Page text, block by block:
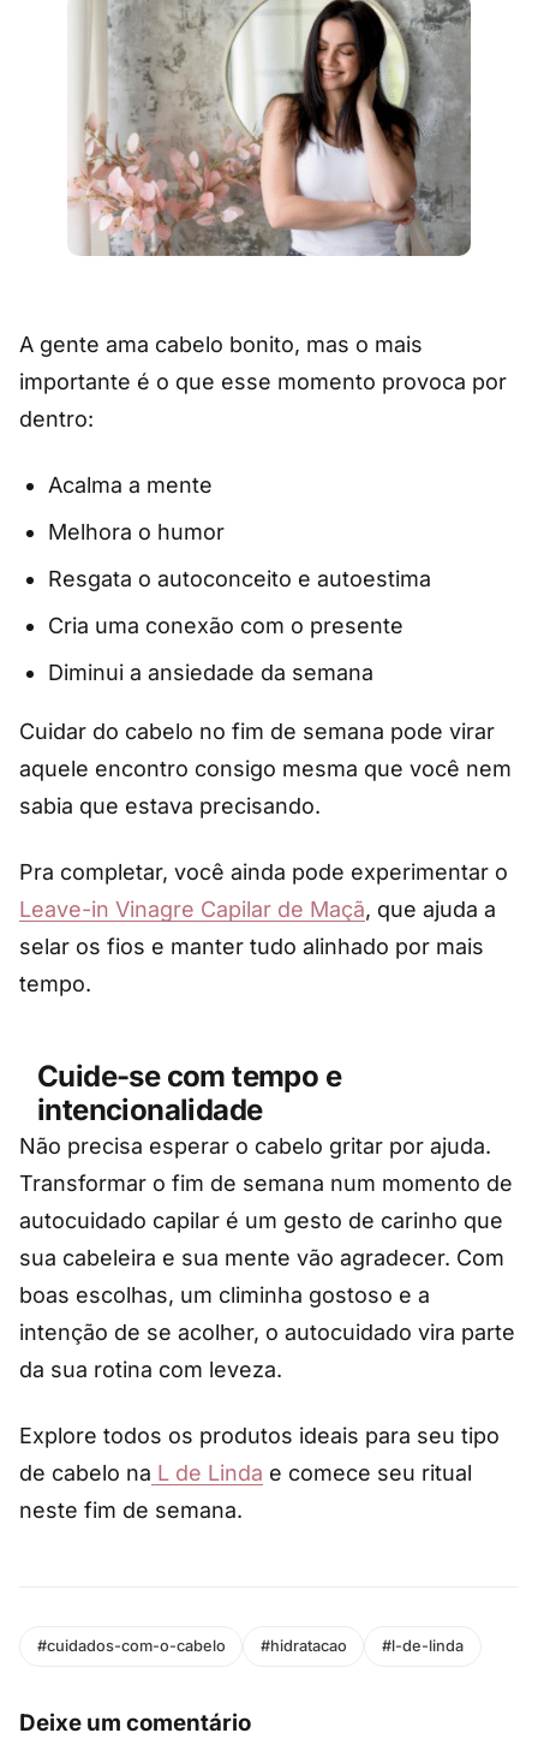
A gente ama cabelo bonito, mas o mais
importante é o que esse momento provoca por
dentro:
Acalma a mente
Melhora o humor
Resgata o autoconceito e autoestima
Cria uma conexão com o presente
Diminui a ansiedade da semana
Cuidar do cabelo no fim de semana pode virar
aquele encontro consigo mesma que você nem
sabia que estava precisando.
Pra completar, você ainda pode experimentar o
Leave-in Vinagre Capilar de Maçã, que ajuda a
selar os fios e manter tudo alinhado por mais
tempo.
Cuide-se com tempo e
intencionalidade
Não precisa esperar o cabelo gritar por ajuda.
Transformar o fim de semana num momento de
autocuidado capilar é um gesto de carinho que
sua cabeleira e sua mente vão agradecer. Com
boas escolhas, um climinha gostoso e a
intenção de se acolher, o autocuidado vira parte
da sua rotina com leveza.
Explore todos os produtos ideais para seu tipo
de cabelo na L de Linda e comece seu ritual
neste fim de semana.
#cuidados-com-o-cabelo #hidratacao #l-de-linda
Deixe um comentário